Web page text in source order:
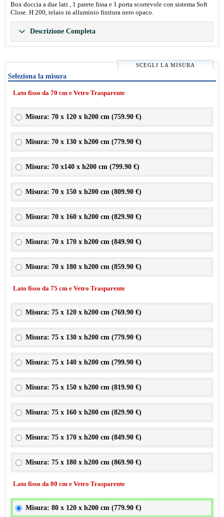
Box doccia a due lati , 1 parete fissa e 1 porta scorrevole con sistema Soft
Close. H 200, telaio in alluminio finitura nero opaco.
Descrizione Completa
SCEGLI LA MISURA
Seleziona la misura
Lato fisso da 70 cm e Vetro Trasparente
Misura: 70 x 120 x h200 cm (759.90 €)
Misura: 70 x 130 x h200 cm (779.90 €)
Misura: 70 x140 x h200 cm (799.90 €)
Misura: 70 x 150 x h200 cm (809.90 €)
Misura: 70 x 160 x h200 cm (829.90 €)
Misura: 70 x 170 x h200 cm (849.90 €)
Misura: 70 x 180 x h200 cm (859.90 €)
Lato fisso da 75 cm e Vetro Trasparente
Misura: 75 x 120 x h200 cm (769.90 €)
Misura: 75 x 130 x h200 cm (779.90 €)
Misura: 75 x 140 x h200 cm (799.90 €)
Misura: 75 x 150 x h200 cm (819.90 €)
Misura: 75 x 160 x h200 cm (829.90 €)
Misura: 75 x 170 x h200 cm (849.90 €)
Misura: 75 x 180 x h200 cm (869.90 €)
Lato fisso da 80 cm e Vetro Trasparente
Misura: 80 x 120 x h200 cm (779.90 €)